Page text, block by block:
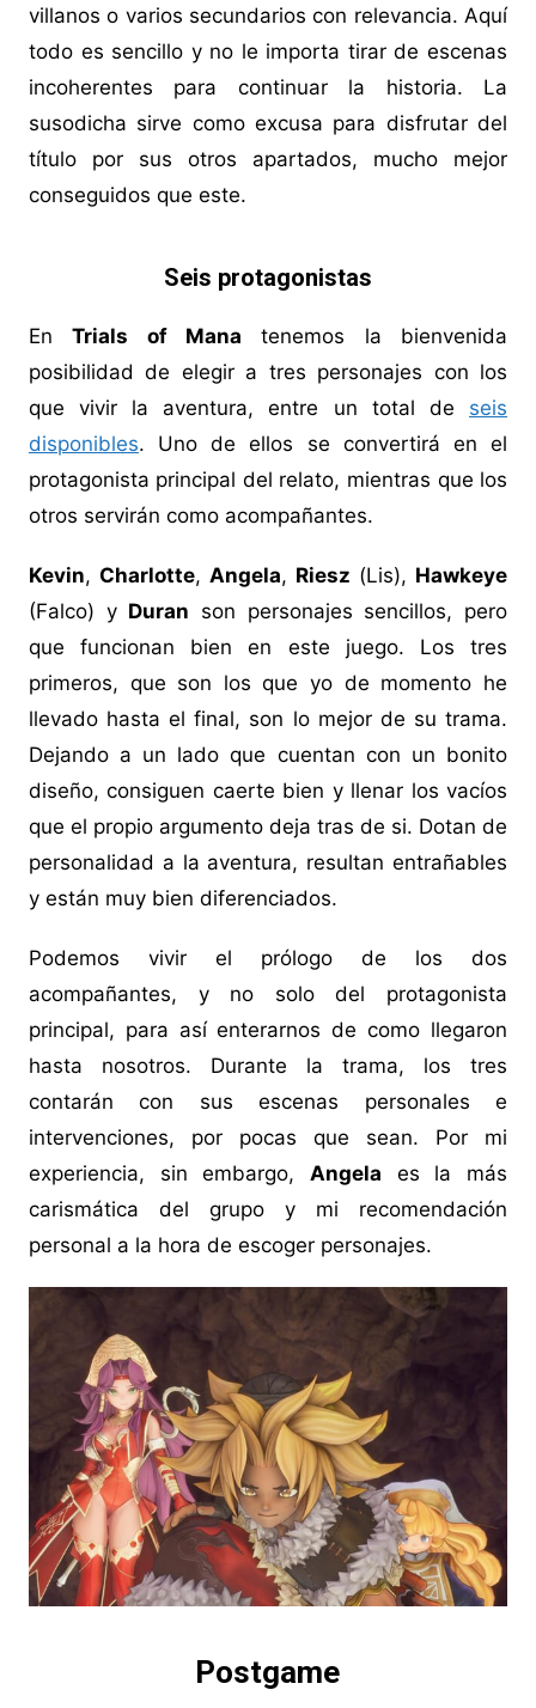
villanos o varios secundarios con relevancia. Aquí
todo es sencillo y no le importa tirar de escenas
incoherentes para continuar la historia. La
susodicha sirve como excusa para disfrutar del
título por sus otros apartados, mucho mejor
conseguidos que este.
Seis protagonistas
EnTrials of Mana tenemos la bienvenida
posibilidad de elegir a tres personajes con los
que vivir la aventura, entre un total de seis
disponibles. Uno de ellos se convertirá en el
protagonista principal del relato, mientras que los
otros servirán como acompañantes.
Kevin, Charlotte, Angela, Riesz (Lis), Hawkeye
(Falco) y Duran son personajes sencillos, pero
que funcionan bien en este juego. Los tres
primeros, que son los que yo de momento he
llevado hasta el final, son lo mejor de su trama.
Dejando a un lado que cuentan con un bonito
diseño, consiguen caerte bien y llenar los vacíos
que el propio argumento deja tras de si. Dotan de
personalidad a la aventura, resultan entrañables
y están muy bien diferenciados.
Podemos vivir el prólogo de los dos
acompañantes, y no solo del protagonista
principal, para así enterarnos de como llegaron
hasta nosotros. Durante la trama, los tres
contarán con sus escenas personales e
intervenciones, por pocas que sean. Por mi
experiencia, sin embargo, Angela es la más
carismática del grupo y mi recomendación
personal a la hora de escoger personajes.
Postgame